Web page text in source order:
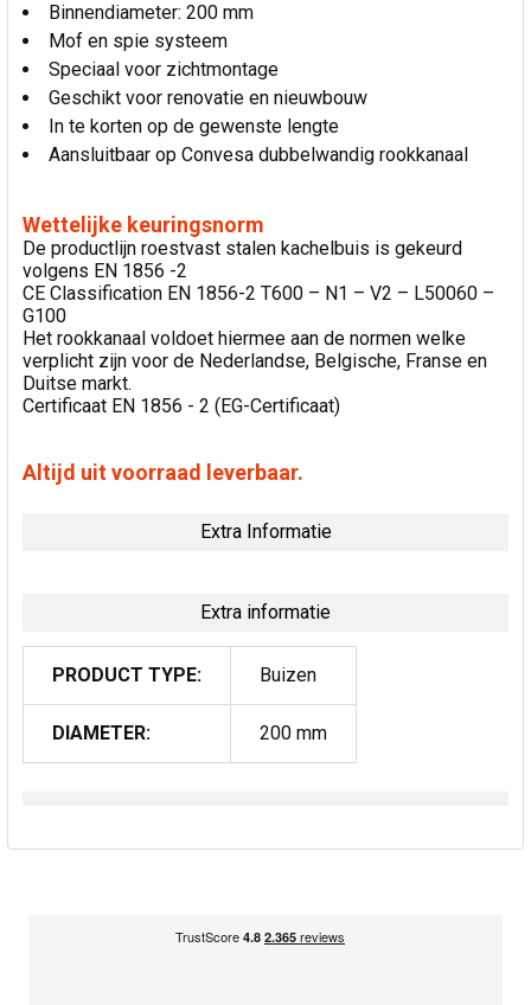
Binnendiameter: 200 mm
Mof en spie systeem
Speciaal voor zichtmontage
Geschikt voor renovatie en nieuwbouw
In te korten op de gewenste lengte
Aansluitbaar op Convesa dubbelwandig rookkanaal
Wettelijke keuringsnorm
De productlijn roestvast stalen kachelbuis is gekeurd
volgens EN 1856 -2
CE Classification EN 1856-2 T600 – N1 – V2 – L50060 –
G100
Het rookkanaal voldoet hiermee aan de normen welke
verplicht zijn voor de Nederlandse, Belgische, Franse en
Duitse markt.
Certificaat EN 1856 - 2 (EG-Certificaat)
Altijd uit voorraad leverbaar.
Extra Informatie
Extra informatie
PRODUCT TYPE: Buizen
DIAMETER: 200 mm